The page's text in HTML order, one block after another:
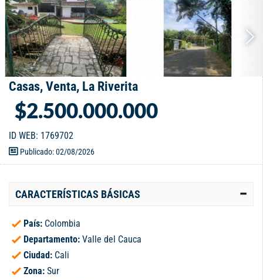
Casas, Venta, La Riverita
$2.500.000.000
ID WEB: 1769702
Publicado: 02/08/2026
CARACTERÍSTICAS BÁSICAS
País: Colombia
Departamento: Valle del Cauca
Ciudad: Cali
Zona: Sur